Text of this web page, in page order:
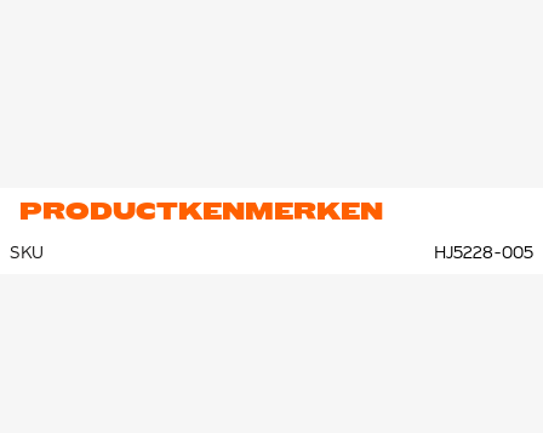
PRODUCTKENMERKEN
SKU HJ5228-005